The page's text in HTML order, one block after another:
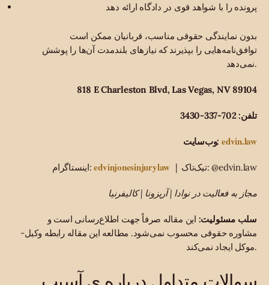
پرونده را با شواهد قوی در دادگاه ارائه دهد
بدون نمایندگی حقوقی مناسب، قربانیان ممکن است
توافق‌نامه‌هایی را بپذیرند که نیازهای بلندمدت آن‌ها را پوشش
نمی‌دهد.
818 E Charleston Blvd, Las Vegas, NV 89104
تلفن: 702-337-3430
وب‌سایت:edvin.law
اینستاگرام:edvinjonesinjurylaw | تیک‌تاک: @edvin.law
مجاز به فعالیت در نوادا | آریزونا | کالیفرنیا
سلب مسئولیت: این مقاله صرفاً جهت اطلاع‌رسانی است و
مشاوره حقوقی محسوب نمی‌شود. مطالعه این مقاله رابطه وکیل-
موکل ایجاد نمی‌کند.